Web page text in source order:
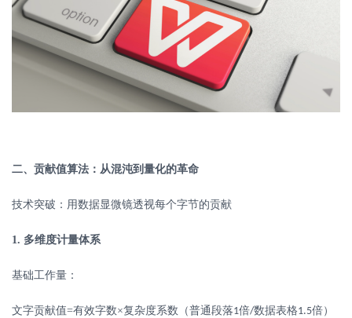
二、贡献值算法：从混沌到量化的革命
技术突破：用数据显微镜透视每个字节的贡献
1. 多维度计量体系
基础工作量：
文字贡献值=有效字数×复杂度系数（普通段落1倍/数据表格1.5倍）